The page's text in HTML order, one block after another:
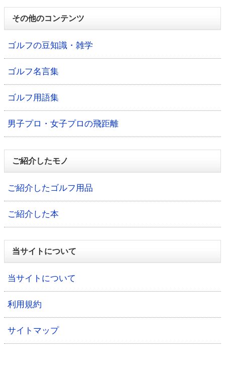
その他のコンテンツ
ゴルフの豆知識・雑学
ゴルフ名言集
ゴルフ用語集
男子プロ・女子プロの飛距離
ご紹介したモノ
ご紹介したゴルフ用品
ご紹介した本
当サイトについて
当サイトについて
利用規約
サイトマップ